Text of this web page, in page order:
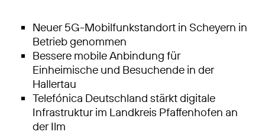
Neuer 5G-Mobilfunkstandort in Scheyern in
Betrieb genommen
Bessere mobile Anbindung für
Einheimische und Besuchende in der
Hallertau
Telefónica Deutschland stärkt digitale
Infrastruktur im Landkreis Pfaffenhofen an
der Ilm